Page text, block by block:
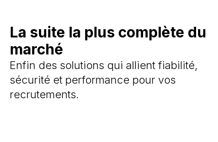
La suite la plus complète du
marché
Enfin des solutions qui allient fiabilité,
sécurité et performance pour vos
recrutements.